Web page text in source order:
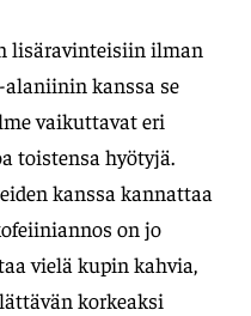
lisäravinteisiin ilman
kanssa se
vaikuttavat eri
toistensa hyötyjä.
kanssa kannattaa
on jo
vielä kupin kahvia,
korkeaksi